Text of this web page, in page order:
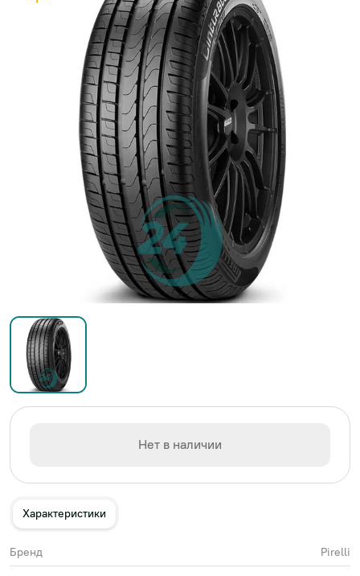
Нет в наличии
Характеристики
Бренд Pirelli